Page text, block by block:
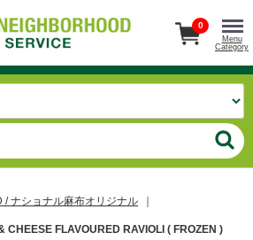
0
Menu
Category
/ ナショナル麻布オリジナル
CHEESE FLAVOURED RAVIOLI ( FROZEN )